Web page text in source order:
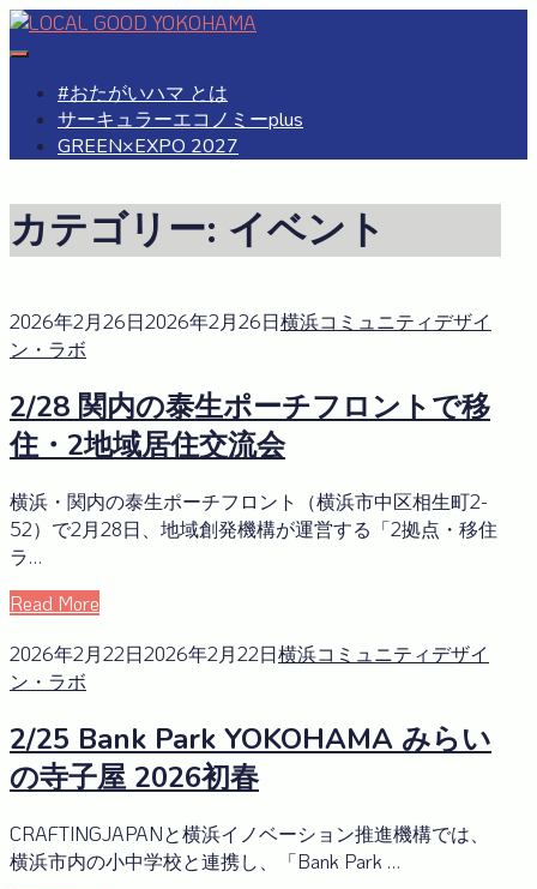
Skip
to
#おたがいハマ とは
サーキュラーエコノミーplus
GREEN×EXPO 2027
カテゴリー: イベント
2026年2月26日2026年2月26日横浜コミュニティデザイ
ン・ラボ
2/28 関内の泰生ポーチフロントで移
住・2地域居住交流会
横浜・関内の泰生ポーチフロント（横浜市中区相生町2-
52）で2月28日、地域創発機構が運営する「2拠点・移住
ラ…
Read More
2026年2月22日2026年2月22日横浜コミュニティデザイ
ン・ラボ
2/25 Bank Park YOKOHAMA みらい
の寺子屋 2026初春
CRAFTINGJAPANと横浜イノベーション推進機構では、
横浜市内の小中学校と連携し、「Bank Park …